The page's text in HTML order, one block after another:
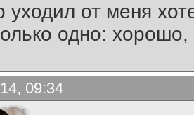
уходил от меня
одно:
09:34